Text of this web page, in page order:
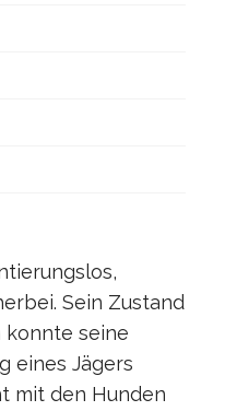
Sein Zustand
konnte seine
eines Jägers
mit den Hunden